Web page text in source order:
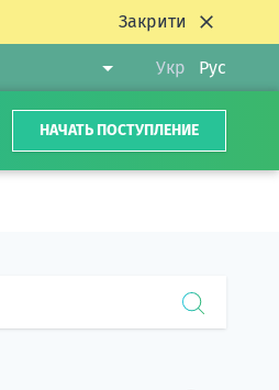
Закрити
Укр Рус
НАЧАТЬ ПОСТУПЛЕНИЕ